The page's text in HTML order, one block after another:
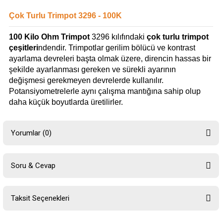
Çok Turlu Trimpot 3296 - 100K
100 Kilo Ohm Trimpot 3296 kılıfındaki çok turlu trimpot
çeşitlerindendir. Trimpotlar gerilim bölücü ve kontrast
ayarlama devreleri başta olmak üzere, direncin hassas bir
şekilde ayarlanması gereken ve sürekli ayarının
değişmesi gerekmeyen devrelerde kullanılır.
Potansiyometrelerle aynı çalışma mantığına sahip olup
daha küçük boyutlarda üretilirler.
Yorumlar (0)
Soru & Cevap
Taksit Seçenekleri